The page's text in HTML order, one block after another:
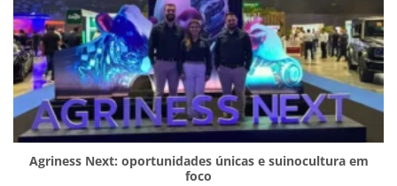
Agriness Next: oportunidades únicas e suinocultura em
foco